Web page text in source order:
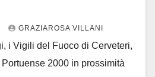
GRAZIAROSA VILLANI
i Vigili del Fuoco di Cerveteri,
2000 in prossimità